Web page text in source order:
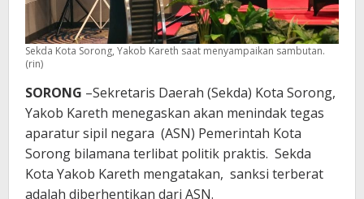
Sekda Kota Sorong, Yakob Kareth saat menyampaikan sambutan.
(rin)
SORONG –Sekretaris Daerah (Sekda) Kota Sorong,
Yakob Kareth menegaskan akan menindak tegas
aparatur sipil negara (ASN) Pemerintah Kota
Sorong bilamana terlibat politik praktis. Sekda
Kota Yakob Kareth mengatakan, sanksi terberat
adalah diberhentikan dari ASN.